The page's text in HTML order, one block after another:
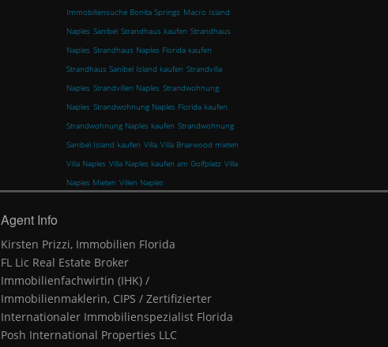
Immobiliensuche Bonita Springs Macro Island
Naples Sanibel Strandhaus kaufen Strandhaus
Naples Strandhaus Naples Florida kaufen
Strandhaus Sanibel Island kaufen Strandvilla
Naples Strandvillen Naples Strandwohnung
Naples Strandwohnung Naples Florida kaufen
Strandwohnung Naples kaufen Strandwohnung
Sanibel Island kaufen Villa Villa Briarwood mieten
Villa Naples Villa Naples kaufen am Golfplatz Villa
Naples Mieten Villen Naples
Agent Info
Kirsten Prizzi, Immobilien Florida
FL Lic Real Estate Broker
Immobilienfachwirtin (IHK) /
Immobilienmaklerin, CIPS / Zertifizierter
Internationaler Immobilienspezialist Florida
Posh International Properties LLC